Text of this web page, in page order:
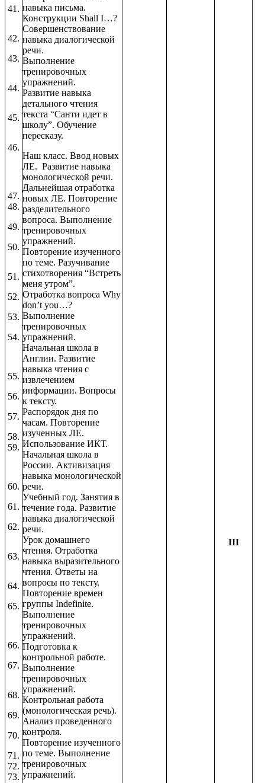
41.
42.
43.
44.
45.
46.
47.
48.
49.
50.
51.
52.
53.
54.
55.
56.
57.
58.
59.
60.
61.
62.
63.
64.
65.
66.
67.
68.
69.
70.
71.
72.
73.
навыка письма.
Конструкции Shall I…?
Совершенствование
навыка диалогической
речи.
Выполнение
тренировочных
упражнений.
Развитие навыка
детального чтения
текста “Санти идет в
школу”. Обучение
пересказу.
Наш класс. Ввод новых
ЛЕ. Развитие навыка
монологической речи.
Дальнейшая отработка
новых ЛЕ. Повторение
разделительного
вопроса. Выполнение
тренировочных
упражнений.
Повторение изученного
по теме. Разучивание
стихотворения “Встреть
меня утром”.
Отработка вопроса Why
don’t you…?
Выполнение
тренировочных
упражнений.
Начальная школа в
Англии. Развитие
навыка чтения с
извлечением
информации. Вопросы
к тексту.
Распорядок дня по
часам. Повторение
изученных ЛЕ.
Использование ИКТ.
Начальная школа в
России. Активизация
навыка монологической
речи.
Учебный год. Занятия в
течение года. Развитие
навыка диалогической
речи.
Урок домашнего
чтения. Отработка
навыка выразительного
чтения. Ответы на
вопросы по тексту.
Повторение времен
группы Indefinite.
Выполнение
тренировочных
упражнений.
Подготовка к
контрольной работе.
Выполнение
тренировочных
упражнений.
Контрольная работа
(монологическая речь).
Анализ проведенного
контроля.
Повторение изученного
по теме. Выполнение
тренировочных
упражнений.
III